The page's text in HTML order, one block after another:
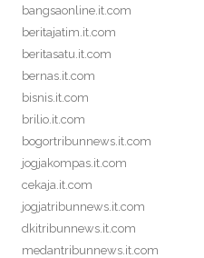
bangsaonline.it.com
beritajatim.it.com
beritasatu.it.com
bernas.it.com
bisnis.it.com
brilio.it.com
bogortribunnews.it.com
jogjakompas.it.com
cekaja.it.com
jogjatribunnews.it.com
dkitribunnews.it.com
medantribunnews.it.com